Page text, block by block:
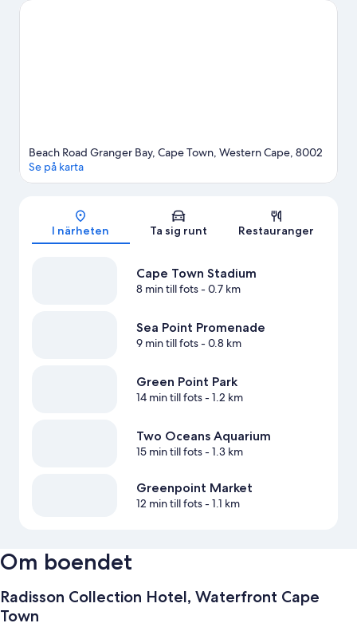
Kirstenbosch botaniska trädgård. Har du tänkt gå på ett
Karta
Beach Road Granger Bay, Cape Town, Western Cape, 8002
Se på karta
I närheten Ta sig runt Restauranger
Cape Town Stadium
8 min till fots- 0.7 km
Sea Point Promenade
9 min till fots- 0.8 km
Green Point Park
14 min till fots- 1.2 km
Two Oceans Aquarium
15 min till fots- 1.3 km
Greenpoint Market
12 min till fots- 1.1 km
Om boendet
Radisson Collection Hotel, Waterfront Cape
Town